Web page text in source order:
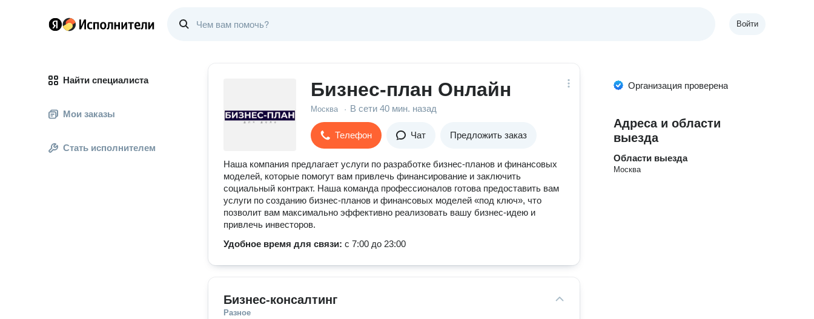
Войти
Найти специалиста
Мои заказы
Стать исполнителем
Бизнес-план Онлайн
Москва · В сети 40 мин. назад
Телефон Чат Предложить заказ
Наша компания предлагает услуги по разработке бизнес-планов и финансовых
моделей, которые помогут вам привлечь финансирование и заключить
социальный контракт. Наша команда профессионалов готова предоставить вам
услуги по созданию бизнес-планов и финансовых моделей «под ключ», что
позволит вам максимально эффективно реализовать вашу бизнес-идею и
привлечь инвесторов.
Удобное время для связи: с 7:00 до 23:00
Бизнес-консалтинг
Разное
Организация проверена
Адреса и области
выезда
Области выезда
Москва